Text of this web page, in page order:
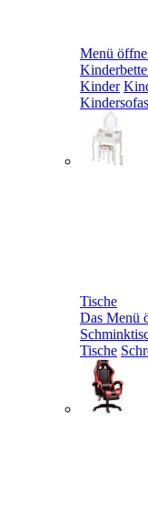
Menü
Kinder
Kindersofas
Tische
Das Menü
Tische